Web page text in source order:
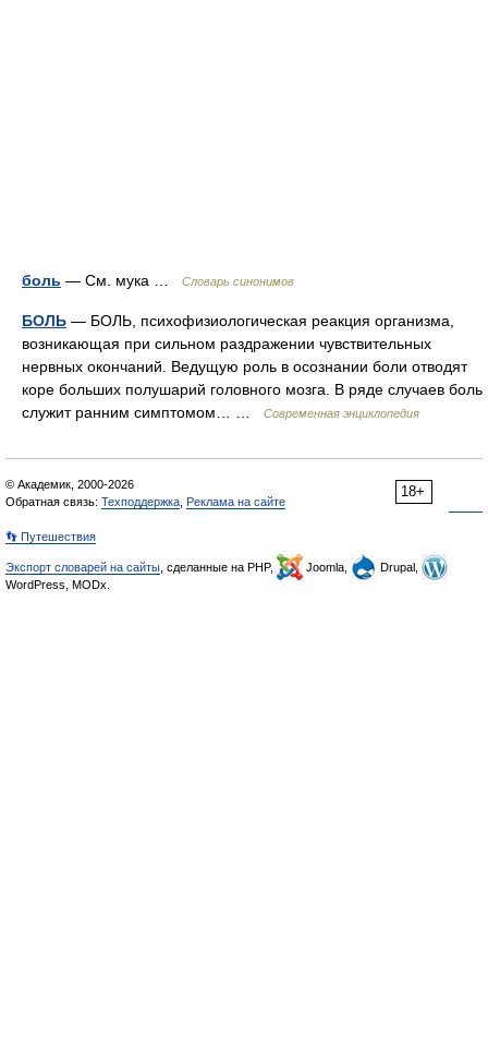
боль — См. мука … Словарь синонимов
БОЛЬ — БОЛЬ, психофизиологическая реакция организма,
возникающая при сильном раздражении чувствительных
нервных окончаний. Ведущую роль в осознании боли отводят
коре больших полушарий головного мозга. В ряде случаев боль
служит ранним симптомом… …
Современная энциклопедия
18+
© Академик, 2000-2026
Обратная связь: Техподдержка Реклама на сайте
👣 Путешествия
Экспорт словарей на сайты , сделанные на PHP, Joomla,
Drupal,
WordPress, MODx.